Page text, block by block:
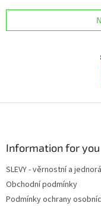
Information for you
SLEVY - věrnostní a
Obchodní podmínky
Podmínky ochrany